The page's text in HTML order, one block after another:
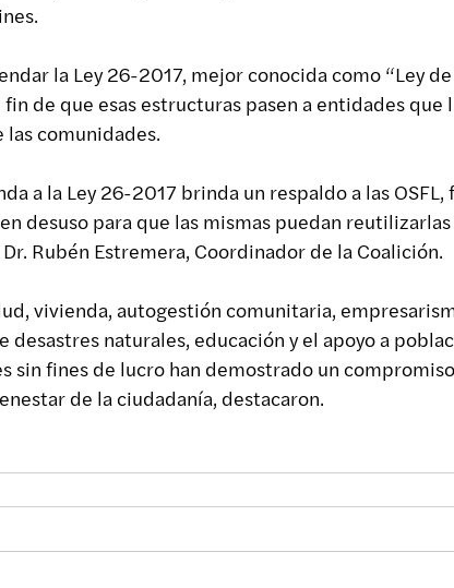
la Ley 26-2017, mejor conocida como “Ley
fin de que esas estructuras pasen a entidades
comunidades.
a la Ley 26-2017 brinda un respaldo a las
desuso para que las mismas puedan
Rubén Estremera, Coordinador de la Coalición.
vivienda, autogestión comunitaria,
desastres naturales, educación y el apoyo a
sin fines de lucro han demostrado un
de la ciudadanía, destacaron.